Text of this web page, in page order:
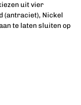
uit vier
(antraciet), Nickel
te laten sluiten op